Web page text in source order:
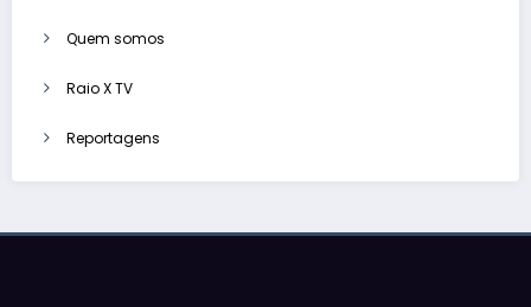
Quem somos
Raio X TV
Reportagens